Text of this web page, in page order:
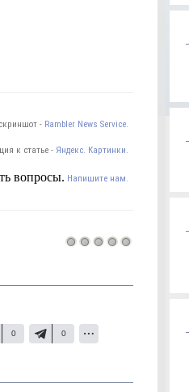
- Rambler News Service.
к статье - Яндекс. Картинки.
вопросы. Напишите нам.
0 0